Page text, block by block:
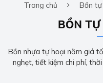
Trang chủ Bồn
BỒN
Bồn nhựa tự hoại nằm giá
nghẹt, tiết kiệm chi phí,